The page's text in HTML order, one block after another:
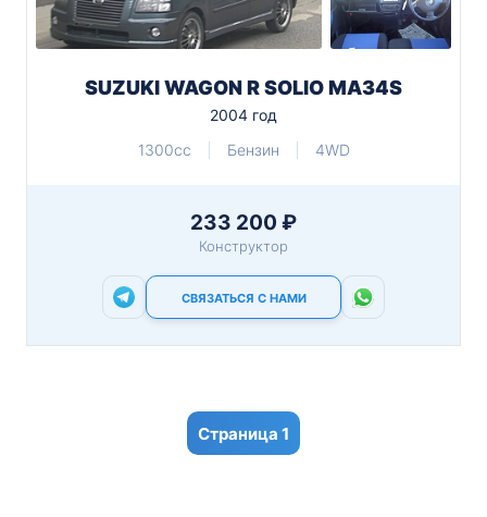
SUZUKI WAGON R SOLIO MA34S
2004 год
1300cc
Бензин 4WD
233 200 ₽
Конструктор
СВЯЗАТЬСЯ С НАМИ
1